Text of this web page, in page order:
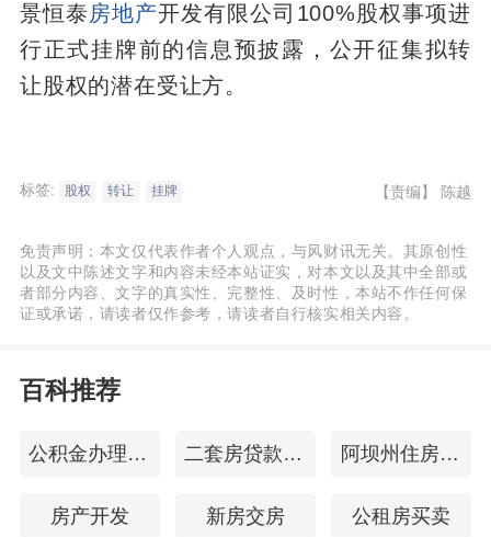
景恒泰房地产开发有限公司100%股权事项进
行正式挂牌前的信息预披露，公开征集拟转
让股权的潜在受让方。
标签: 股权 转让 挂牌 【责编】 陈越
免责声明：本文仅代表作者个人观点，与风财讯无关。其原创性
以及文中陈述文字和内容未经本站证实，对本文以及其中全部或
者部分内容、文字的真实性、完整性、及时性，本站不作任何保
证或承诺，请读者仅作参考，请读者自行核实相关内容。
百科推荐
公积金办理贷款 二套房贷款首付比例 阿坝州住房公积金查询
房产开发 新房交房 公租房买卖